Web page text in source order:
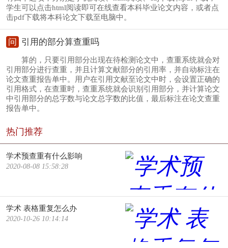
学生可以点击html阅读即可在线查看本科毕业论文内容，或者点
击pdf下载将本科论文下载至电脑中。
问 引用的部分算查重吗
算的，只要引用部分出现在待检测论文中，查重系统就会对
引用部分进行查重，并且计算文献部分的引用率，并自动标注在
论文查重报告单中。用户在引用文献至论文中时，会设置正确的
引用格式，在查重时，查重系统就会识别引用部分，并计算论文
中引用部分的总字数与论文总字数的比值，最后标注在论文查重
报告单中。
热门推荐
学术预查重有什么影响
2020-08-08 15:58:28
学术 表格重复怎么办
2020-10-26 10:14:14